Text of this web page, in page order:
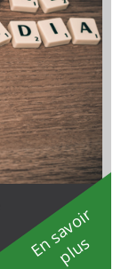
En savoir
plus